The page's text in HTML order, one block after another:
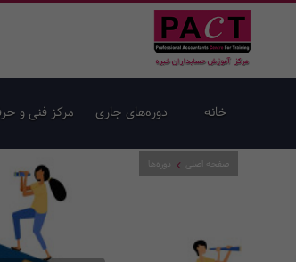
خانه دوره‌های جاری مرکز فنی و
صفحه اصلی دوره‌ها